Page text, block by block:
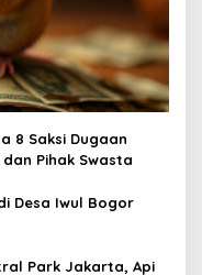
8 Saksi Dugaan
Pihak Swasta
Desa Iwul Bogor
Park Jakarta, Api